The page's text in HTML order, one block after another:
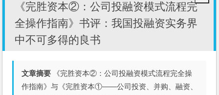
《完胜资本②：公司投融资模式流程完
全操作指南》书评：我国投融资实务界
中不可多得的良书
文章摘要 《完胜资本②：公司投融资模式流程完全操
作指南》与《完胜资本①——公司投资、并购、融资、